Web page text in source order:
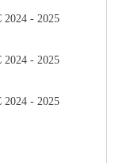
- 2025
- 2025
- 2025